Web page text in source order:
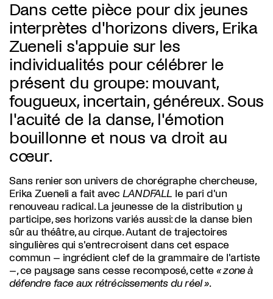
Dans cette pièce pour dix jeunes
interprètes d'horizons divers, Erika
Zueneli s'appuie sur les
individualités pour célébrer le
présent du groupe: mouvant,
fougueux, incertain, généreux. Sous
l'acuité de la danse, l'émotion
bouillonne et nous va droit au
cœur.
Sans renier son univers de chorégraphe chercheuse,
Erika Zueneli a fait avec LANDFALL le pari d'un
renouveau radical. La jeunesse de la distribution y
participe, ses horizons variés aussi: de la danse bien
sûr au théâtre, au cirque. Autant de trajectoires
singulières qui s'entrecroisent dans cet espace
commun – ingrédient clef de la grammaire de l'artiste
–, ce paysage sans cesse recomposé, cette « zone à
défendre face aux rétrécissements du réel ».